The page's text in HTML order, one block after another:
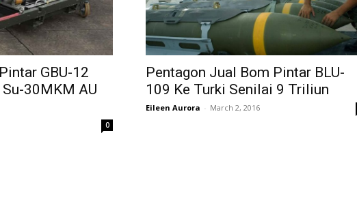
GBU-12
30MKM AU
0
Pentagon Jual Bom Pintar BLU-
109 Ke Turki Senilai 9 Triliun
Eileen Aurora - March 2, 2016